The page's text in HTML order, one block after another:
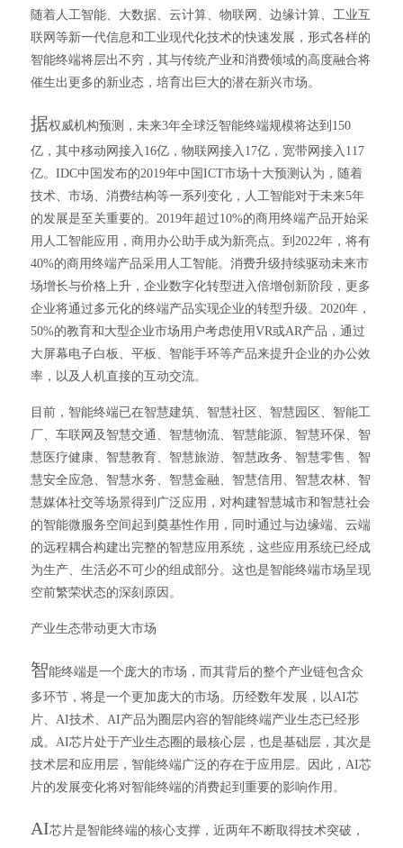
随着人工智能、大数据、云计算、物联网、边缘计算、工业互
联网等新一代信息和工业现代化技术的快速发展，形式各样的
智能终端将层出不穷，其与传统产业和消费领域的高度融合将
催生出更多的新业态，培育出巨大的潜在新兴市场。
据权威机构预测，未来3年全球泛智能终端规模将达到150
亿，其中移动网接入16亿，物联网接入17亿，宽带网接入117
亿。IDC中国发布的2019年中国ICT市场十大预测认为，随着
技术、市场、消费结构等一系列变化，人工智能对于未来5年
的发展是至关重要的。2019年超过10%的商用终端产品开始采
用人工智能应用，商用办公助手成为新亮点。到2022年，将有
40%的商用终端产品采用人工智能。消费升级持续驱动未来市
场增长与价格上升，企业数字化转型进入倍增创新阶段，更多
企业将通过多元化的终端产品实现企业的转型升级。2020年，
50%的教育和大型企业市场用户考虑使用VR或AR产品，通过
大屏幕电子白板、平板、智能手环等产品来提升企业的办公效
率，以及人机直接的互动交流。
目前，智能终端已在智慧建筑、智慧社区、智慧园区、智能工
厂、车联网及智慧交通、智慧物流、智慧能源、智慧环保、智
慧医疗健康、智慧教育、智慧旅游、智慧政务、智慧零售、智
慧安全应急、智慧水务、智慧金融、智慧信用、智慧农林、智
慧媒体社交等场景得到广泛应用，对构建智慧城市和智慧社会
的智能微服务空间起到奠基性作用，同时通过与边缘端、云端
的远程耦合构建出完整的智慧应用系统，这些应用系统已经成
为生产、生活必不可少的组成部分。这也是智能终端市场呈现
空前繁荣状态的深刻原因。
产业生态带动更大市场
智能终端是一个庞大的市场，而其背后的整个产业链包含众
多环节，将是一个更加庞大的市场。历经数年发展，以AI芯
片、AI技术、AI产品为圈层内容的智能终端产业生态已经形
成。AI芯片处于产业生态圈的最核心层，也是基础层，其次是
技术层和应用层，智能终端广泛的存在于应用层。因此，AI芯
片的发展变化将对智能终端的消费起到重要的影响作用。
AI芯片是智能终端的核心支撑，近两年不断取得技术突破，